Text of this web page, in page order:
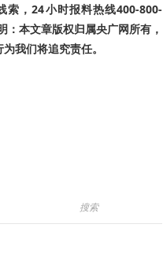
索，24小时报料热线400-800-
本文章版权归属央广网所有，
我们将追究责任。